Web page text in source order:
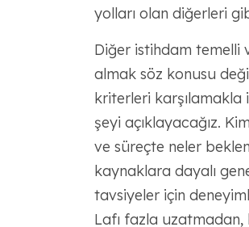
yolları olan diğerleri
Diğer istihdam temelli
almak söz konusu
kriterleri karşılamakla
şeyi açıklayacağız.
ve süreçte neler
kaynaklara dayalı
tavsiyeler için
Lafı fazla